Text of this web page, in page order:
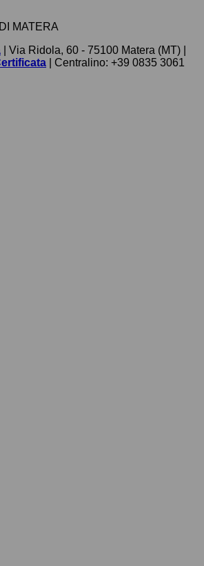
MATERA
| Via Ridola, 60 - 75100 Matera (MT) |
| Centralino: +39 0835 3061